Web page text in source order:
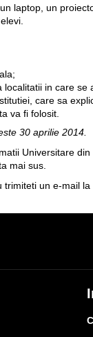
laptop, un
in care se
care sa
va fi folosit.
30 aprilie 2014.
Universitare
mai sus.
trimiteti un e-mail la